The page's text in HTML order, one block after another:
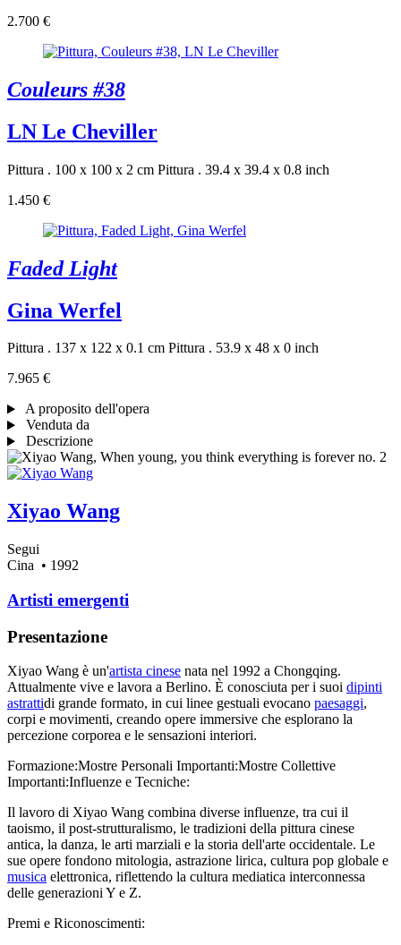
2.700 €
Couleurs #38
LN Le Cheviller
Pittura . 100 x 100 x 2 cm Pittura . 39.4 x 39.4 x 0.8 inch
1.450 €
Faded Light
Gina Werfel
Pittura . 137 x 122 x 0.1 cm Pittura . 53.9 x 48 x 0 inch
7.965 €
A proposito dell'opera
Venduta da
Descrizione
Xiyao Wang
Segui
Cina • 1992
Artisti emergenti
Presentazione
Xiyao Wang è un'artista cinese nata nel 1992 a Chongqing.
Attualmente vive e lavora a Berlino. È conosciuta per i suoi dipinti
astrattidi grande formato, in cui linee gestuali evocano paesaggi,
corpi e movimenti, creando opere immersive che esplorano la
percezione corporea e le sensazioni interiori.
Formazione:Mostre Personali Importanti:Mostre Collettive
Importanti:Influenze e Tecniche:
Il lavoro di Xiyao Wang combina diverse influenze, tra cui il
taoismo, il post-strutturalismo, le tradizioni della pittura cinese
antica, la danza, le arti marziali e la storia dell'arte occidentale. Le
sue opere fondono mitologia, astrazione lirica, cultura pop globale e
musica elettronica, riflettendo la cultura mediatica interconnessa
delle generazioni Y e Z.
Premi e Riconoscimenti: